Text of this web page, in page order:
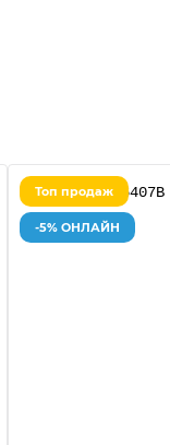
Топ продаж
-5% ОНЛАЙН